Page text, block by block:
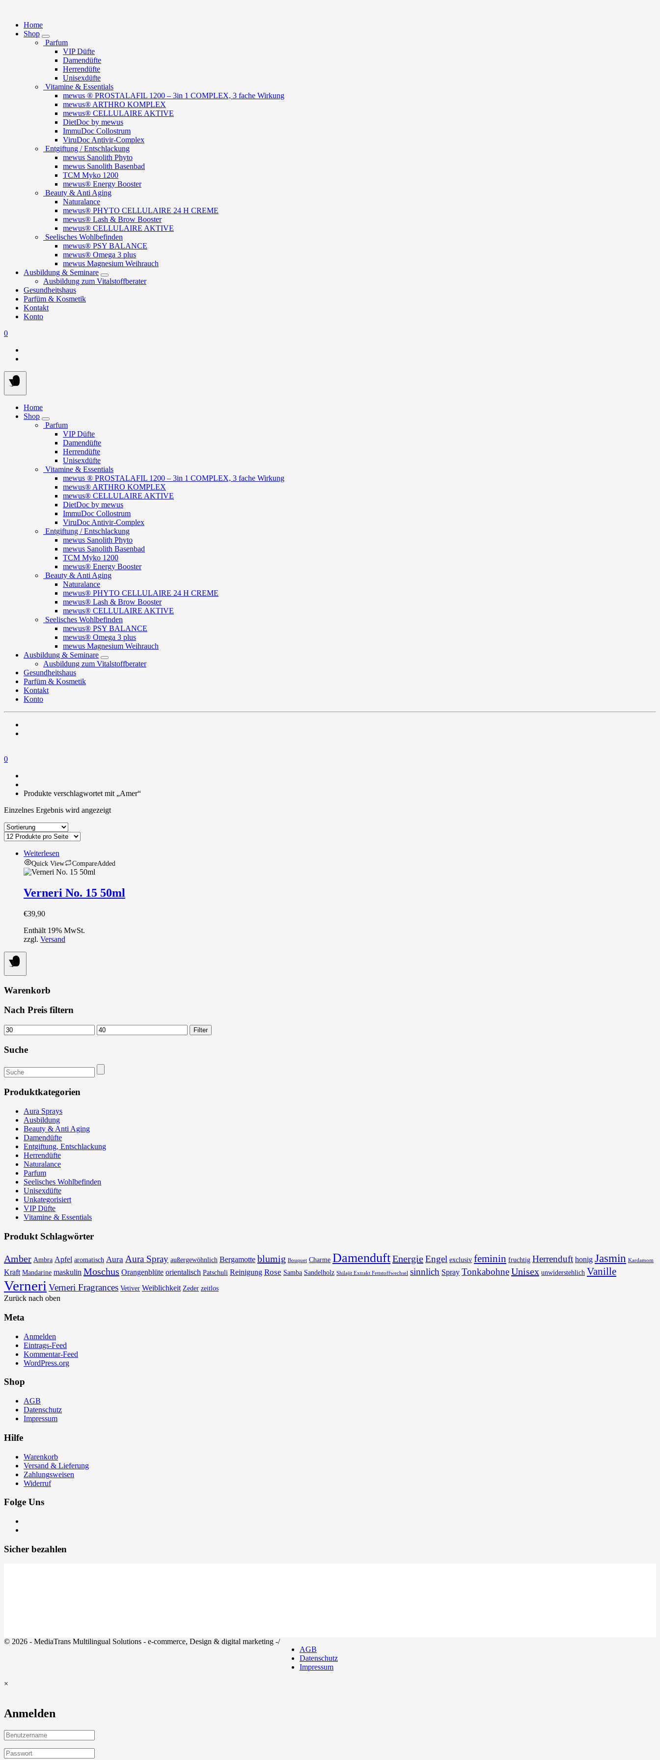
Inhalt
Home
Shop
Parfum
VIP Düfte
Damendüfte
Herrendüfte
Unisexdüfte
Vitamine & Essentials
mewus ® PROSTALAFIL 1200 – 3in 1 COMPLEX, 3 fache Wirkung
mewus® ARTHRO KOMPLEX
mewus® CELLULAIRE AKTIVE
DietDoc by mewus
ImmuDoc Collostrum
ViruDoc Antivir-Complex
Entgiftung / Entschlackung
mewus Sanolith Phyto
mewus Sanolith Basenbad
TCM Myko 1200
mewus® Energy Booster
Beauty & Anti Aging
Naturalance
mewus® PHYTO CELLULAIRE 24 H CREME
mewus® Lash & Brow Booster
mewus® CELLULAIRE AKTIVE
Seelisches Wohlbefinden
mewus® PSY BALANCE
mewus® Omega 3 plus
mewus Magnesium Weihrauch
Ausbildung & Seminare
Ausbildung zum Vitalstoffberater
Gesundheitshaus
Parfüm & Kosmetik
Kontakt
Konto
0
Home
Shop
Parfum
VIP Düfte
Damendüfte
Herrendüfte
Unisexdüfte
Vitamine & Essentials
mewus ® PROSTALAFIL 1200 – 3in 1 COMPLEX, 3 fache Wirkung
mewus® ARTHRO KOMPLEX
mewus® CELLULAIRE AKTIVE
DietDoc by mewus
ImmuDoc Collostrum
ViruDoc Antivir-Complex
Entgiftung / Entschlackung
mewus Sanolith Phyto
mewus Sanolith Basenbad
TCM Myko 1200
mewus® Energy Booster
Beauty & Anti Aging
Naturalance
mewus® PHYTO CELLULAIRE 24 H CREME
mewus® Lash & Brow Booster
mewus® CELLULAIRE AKTIVE
Seelisches Wohlbefinden
mewus® PSY BALANCE
mewus® Omega 3 plus
mewus Magnesium Weihrauch
Ausbildung & Seminare
Ausbildung zum Vitalstoffberater
Gesundheitshaus
Parfüm & Kosmetik
Kontakt
Konto
0
Produkte verschlagwortet mit „Amer“
Einzelnes Ergebnis wird angezeigt
Weiterlesen
Quick View CompareAdded
Verneri No. 15 50ml
€39,90
Enthält 19% MwSt.
zzgl. Versand
Warenkorb
Nach Preis filtern
Min.
Preis
Max.
Preis
Filter
Suche
Suchen
nach:
Produktkategorien
Aura Sprays
Ausbildung
Beauty & Anti Aging
Damendüfte
Entgiftung, Entschlackung
Herrendüfte
Naturalance
Parfum
Seelisches Wohlbefinden
Unisexdüfte
Unkategorisiert
VIP Düfte
Vitamine & Essentials
Produkt Schlagwörter
Amber Ambra Apfel aromatisch Aura Aura Spray außergewöhnlich Bergamotte blumig Bouquet Charme DamenduftEnergieEngel exclusiv feminin fruchtig Herrenduft honig Jasmin Kardamom
Kraft Mandarine maskulin Moschus Orangenblüte orientalisch Patschuli Reinigung Rose Samba Sandelholz Shilajit Extrakt Fettstoffwechsel sinnlich Spray TonkabohneUnisex unwiderstehlich Vanille
Verneri Verneri Fragrances Vetiver Weiblichkeit Zeder zeitlos
Zurück nach oben
Meta
Anmelden
Eintrags-Feed
Kommentar-Feed
WordPress.org
Shop
AGB
Datenschutz
Impressum
Hilfe
Warenkorb
Versand & Lieferung
Zahlungsweisen
Widerruf
Folge Uns
Sicher bezahlen
© 2026 - MediaTrans Multilingual Solutions - e-commerce, Design & digital marketing -/
AGB
Datenschutz
Impressum
×
Anmelden